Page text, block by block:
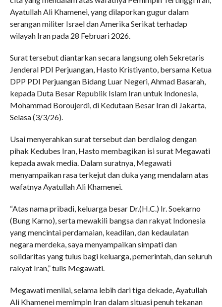
Ayatullah Ali Khamenei, yang dilaporkan gugur dalam
serangan militer Israel dan Amerika Serikat terhadap
wilayah Iran pada 28 Februari 2026.
Surat tersebut diantarkan secara langsung oleh Sekretaris
Jenderal PDI Perjuangan, Hasto Kristiyanto, bersama Ketua
DPP PDI Perjuangan Bidang Luar Negeri, Ahmad Basarah,
kepada Duta Besar Republik Islam Iran untuk Indonesia,
Mohammad Boroujerdi, di Kedutaan Besar Iran di Jakarta,
Selasa (3/3/26).
Usai menyerahkan surat tersebut dan berdialog dengan
pihak Kedubes Iran, Hasto membagikan isi surat Megawati
kepada awak media. Dalam suratnya, Megawati
menyampaikan rasa terkejut dan duka yang mendalam atas
wafatnya Ayatullah Ali Khamenei.
“Atas nama pribadi, keluarga besar Dr.(H.C.) Ir. Soekarno
(Bung Karno), serta mewakili bangsa dan rakyat Indonesia
yang mencintai perdamaian, keadilan, dan kedaulatan
negara merdeka, saya menyampaikan simpati dan
solidaritas yang tulus bagi keluarga, pemerintah, dan seluruh
rakyat Iran,” tulis Megawati.
Megawati menilai, selama lebih dari tiga dekade, Ayatullah
Ali Khamenei memimpin Iran dalam situasi penuh tekanan